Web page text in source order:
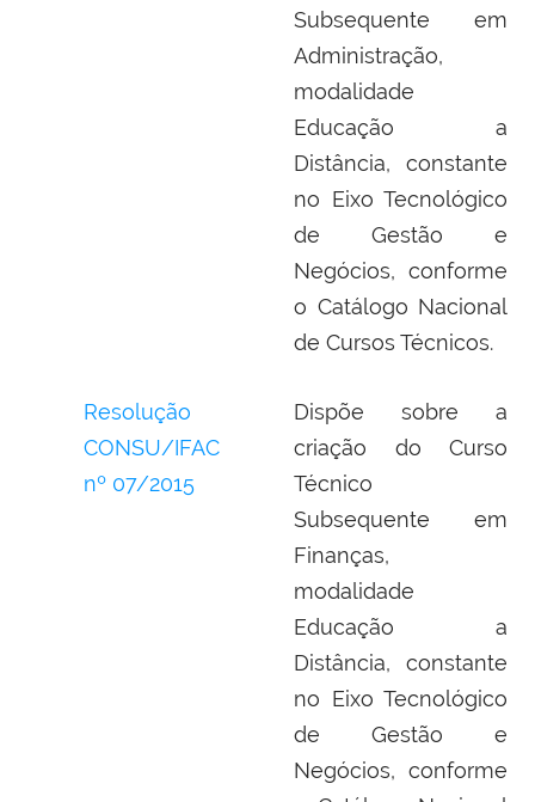
Subsequente em
Administração,
modalidade
Educação a
Distância, constante
no Eixo Tecnológico
de Gestão e
Negócios, conforme
o Catálogo Nacional
de Cursos Técnicos.
Resolução
CONSU/IFAC
nº 07/2015
Dispõe sobre a
criação do Curso
Técnico
Subsequente em
Finanças,
modalidade
Educação a
Distância, constante
no Eixo Tecnológico
de Gestão e
Negócios, conforme